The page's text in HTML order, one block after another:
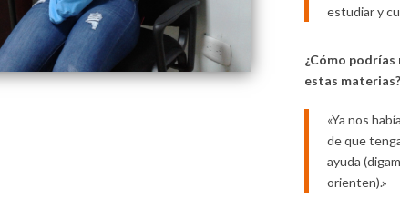
estudiar y
¿Cómo podrías
estas materias?
«Ya nos
de que
ayuda
orienten).»